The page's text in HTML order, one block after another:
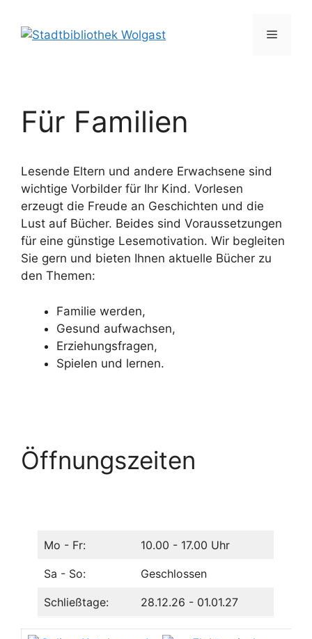
Inhalt
springen
Menü
Für Familien
Lesende Eltern und andere Erwachsene sind
wichtige Vorbilder für Ihr Kind. Vorlesen
erzeugt die Freude an Geschichten und die
Lust auf Bücher. Beides sind Voraussetzungen
für eine günstige Lesemotivation. Wir begleiten
Sie gern und bieten Ihnen aktuelle Bücher zu
den Themen:
Familie werden,
Gesund aufwachsen,
Erziehungsfragen,
Spielen und lernen.
Öffnungszeiten
Mo - Fr: 10.00 - 17.00 Uhr
Sa - So: Geschlossen
Schließtage: 28.12.26 - 01.01.27